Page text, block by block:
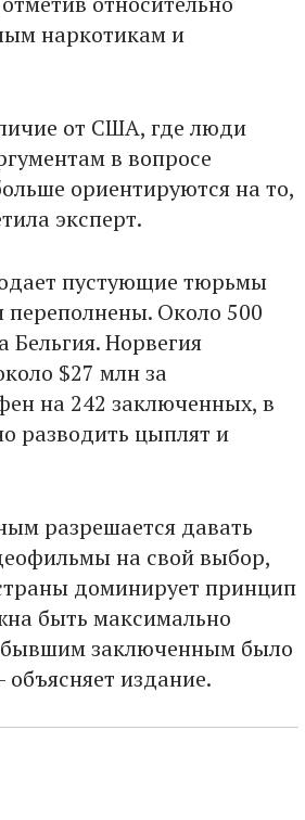
наркотикам и
от США, где люди
в вопросе
ориентируются на то,
эксперт.
пустующие тюрьмы
переполнены. Около 500
Бельгия. Норвегия
$27 млн за
на 242 заключенных, в
разводить цыплят и
разрешается давать
на свой выбор,
доминирует принцип
быть максимально
заключенным было
объясняет издание.